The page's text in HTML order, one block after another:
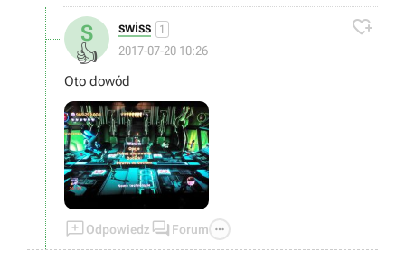
S
👍
swiss 1
2017-07-20 10:26

Oto dowód
Odpowiedz  Forum 